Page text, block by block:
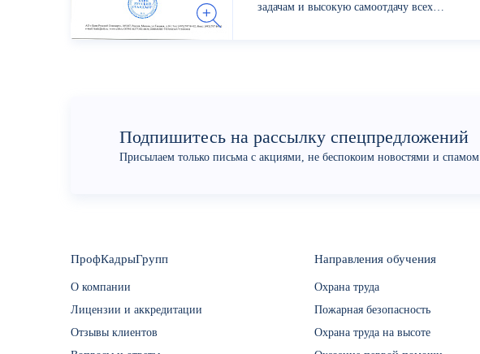
задачам и высокую самоотдачу всех
Подпишитесь на рассылку спецпредложений
Присылаем только письма с акциями, не беспокоим новостями и спамом
ПрофКадрыГрупп
О компании
Лицензии и аккредитации
Отзывы клиентов
Направления обучения
Охрана труда
Пожарная безопасность
Охрана труда на высоте